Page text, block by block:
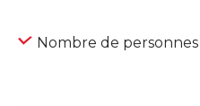
Nombre de personnes